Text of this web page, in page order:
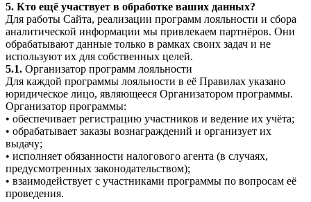
5. Кто ещё участвует в обработке ваших данных?
Для работы Сайта, реализации программ лояльности и сбора
аналитической информации мы привлекаем партнёров. Они
обрабатывают данные только в рамках своих задач и не
используют их для собственных целей.
5.1. Организатор программ лояльности
Для каждой программы лояльности в её Правилах указано
юридическое лицо, являющееся Организатором программы.
Организатор программы:
• обеспечивает регистрацию участников и ведение их учёта;
• обрабатывает заказы вознаграждений и организует их
выдачу;
• исполняет обязанности налогового агента (в случаях,
предусмотренных законодательством);
• взаимодействует с участниками программы по вопросам её
проведения.